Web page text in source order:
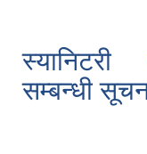
सम्बन्धी